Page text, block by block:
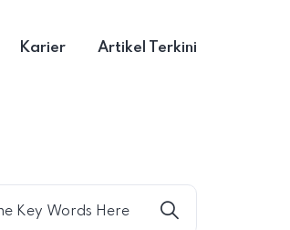
Karier Artikel Terkini